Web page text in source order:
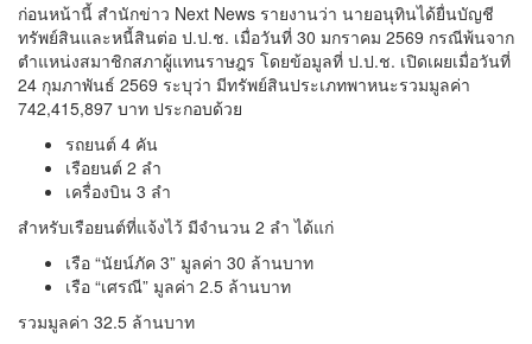
ก่อนหน้านี้ สำนักข่าว Next News รายงานว่า นายอนุทินได้ยื่นบัญชี
ทรัพย์สินและหนี้สินต่อ ป.ป.ช. เมื่อวันที่ 30 มกราคม 2569 กรณีพ้นจาก
ตำแหน่งสมาชิกสภาผู้แทนราษฎร โดยข้อมูลที่ ป.ป.ช. เปิดเผยเมื่อวันที่
24 กุมภาพันธ์ 2569 ระบุว่า มีทรัพย์สินประเภทพาหนะรวมมูลค่า
742,415,897 บาท ประกอบด้วย
รถยนต์ 4 คัน
เรือยนต์ 2 ลำ
เครื่องบิน 3 ลำ
สำหรับเรือยนต์ที่แจ้งไว้ มีจำนวน 2 ลำ ได้แก่
เรือ “นัยน์ภัค 3” มูลค่า 30 ล้านบาท
เรือ “เศรณี” มูลค่า 2.5 ล้านบาท
รวมมูลค่า 32.5 ล้านบาท